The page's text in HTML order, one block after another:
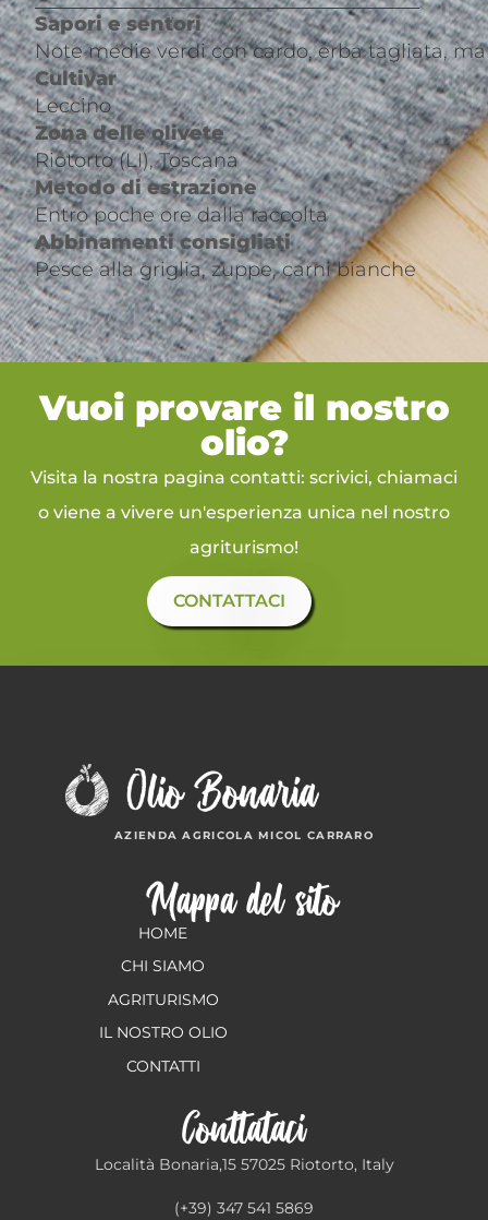
Sapori e sentori
Note medie verdi con cardo, erba tagliata,
Cultivar
Leccino
Zona delle olivete
Riotorto (LI), Toscana
Metodo di estrazione
Entro poche ore dalla raccolta
Abbinamenti consigliati
Pesce alla griglia, zuppe, carni bianche
Vuoi provare il nostro
olio?
Visita la nostra pagina contatti: scrivici, chiamaci
o viene a vivere un'esperienza unica nel nostro
agriturismo!
CONTATTACI
AZIENDA AGRICOLA MICOL CARRARO
Mappa del sito
HOME
CHI SIAMO
AGRITURISMO
IL NOSTRO OLIO
CONTATTI
Conttataci
Località Bonaria,15 57025 Riotorto, Italy
(+39) 347 541 5869